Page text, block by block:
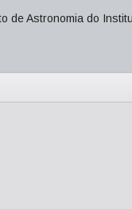
de Astronomia do